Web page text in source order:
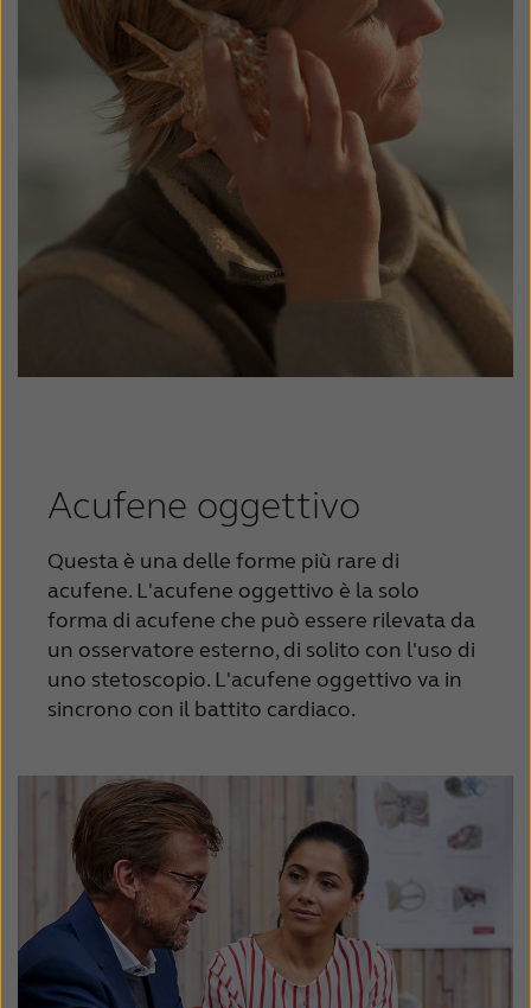
Acufene oggettivo
Questa è una delle forme più rare di
acufene. L'acufene oggettivo è la solo
forma di acufene che può essere rilevata da
un osservatore esterno, di solito con l'uso di
uno stetoscopio. L'acufene oggettivo va in
sincrono con il battito cardiaco.